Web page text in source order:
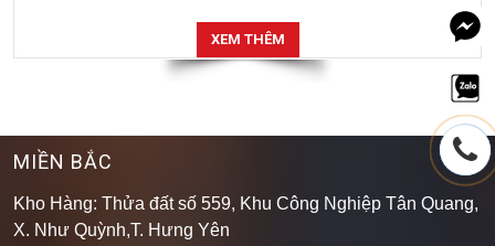
XEM THÊM
MIỀN BẮC
Kho Hàng: Thửa đất số 559, Khu Công Nghiệp Tân Quang,
X. Như Quỳnh,T. Hưng Yên